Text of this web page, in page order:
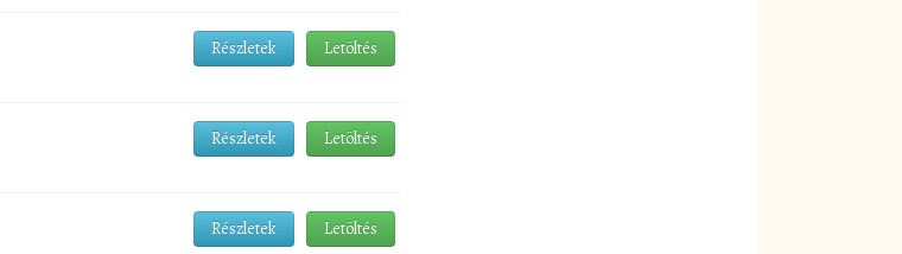
Letöltés
Részletek
Letöltés
Részletek
Letöltés
Részletek